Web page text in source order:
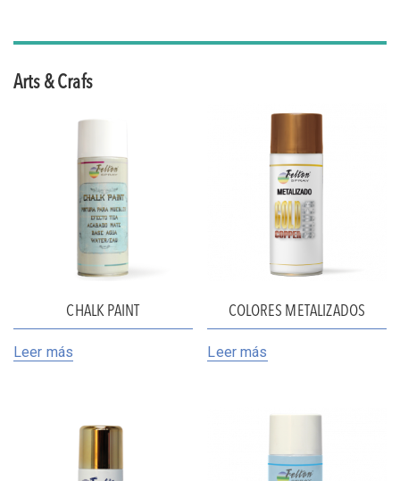
Arts & Crafs
CHALK PAINT
Leer más
COLORES METALIZADOS
Leer más